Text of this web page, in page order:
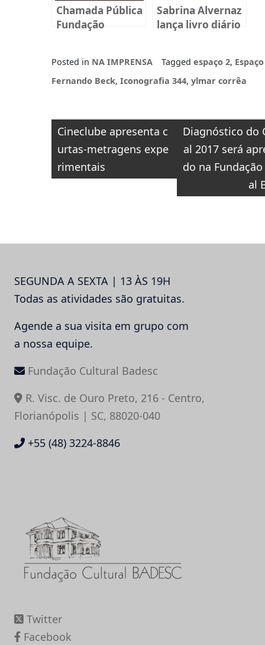
Chamada Pública
Fundação
Sabrina Alvernaz
lança livro diário
humana em
Florianópolis
Posted in NA IMPRENSA Tagged espaço 2, Espaço
Fernando Beck, Iconografia 344, ylmar corrêa
Navegação
de
Post
Cineclube apresenta c
urtas-metragens expe
rimentais
Diagnóstico do
al 2017 será
do na
al
SEGUNDA A SEXTA | 13 ÀS 19H
Todas as atividades são gratuitas.
Agende a sua visita em grupo com
a nossa equipe.
Fundação Cultural Badesc
R. Visc. de Ouro Preto, 216 - Centro,
Florianópolis | SC, 88020-040
+55 (48) 3224-8846
Twitter
Facebook